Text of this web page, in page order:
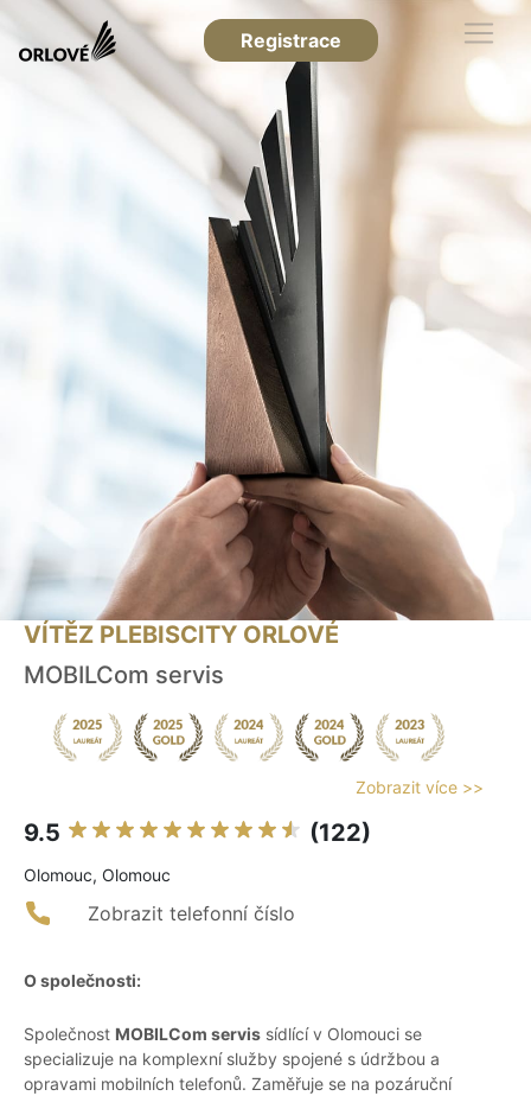
Registrace
VÍTĚZ PLEBISCITY ORLOVÉ
MOBILCom servis
Zobrazit více >>
9.5 (122)
Olomouc, Olomouc
Zobrazit telefonní číslo
O společnosti:
Společnost MOBILCom servis sídlící v Olomouci se
specializuje na komplexní služby spojené s údržbou a
opravami mobilních telefonů. Zaměřuje se na pozáruční